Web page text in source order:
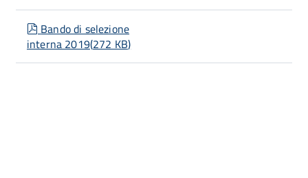
pdf
Bando di selezione
interna 2019(272 KB)